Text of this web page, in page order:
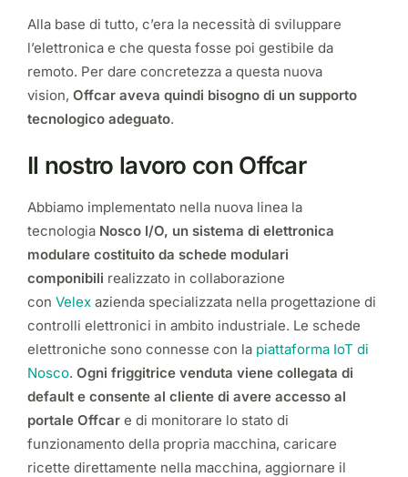
Alla base di tutto, c’era la necessità di sviluppare
l’elettronica e che questa fosse poi gestibile da
remoto. Per dare concretezza a questa nuova
vision, Offcar aveva quindi bisogno di un supporto
tecnologico adeguato.
Il nostro lavoro con Offcar
Abbiamo implementato nella nuova linea la
tecnologia Nosco I/O, un sistema di elettronica
modulare costituito da schede modulari
componibili realizzato in collaborazione
con Velex azienda specializzata nella progettazione di
controlli elettronici in ambito industriale. Le schede
elettroniche sono connesse con la piattaforma IoT di
Nosco. Ogni friggitrice venduta viene collegata di
default e consente al cliente di avere accesso al
portale Offcar e di monitorare lo stato di
funzionamento della propria macchina, caricare
ricette direttamente nella macchina, aggiornare il